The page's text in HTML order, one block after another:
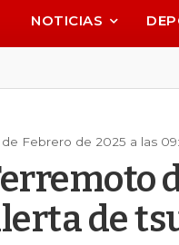
NOTICIAS
Febrero de 2025 a las
de